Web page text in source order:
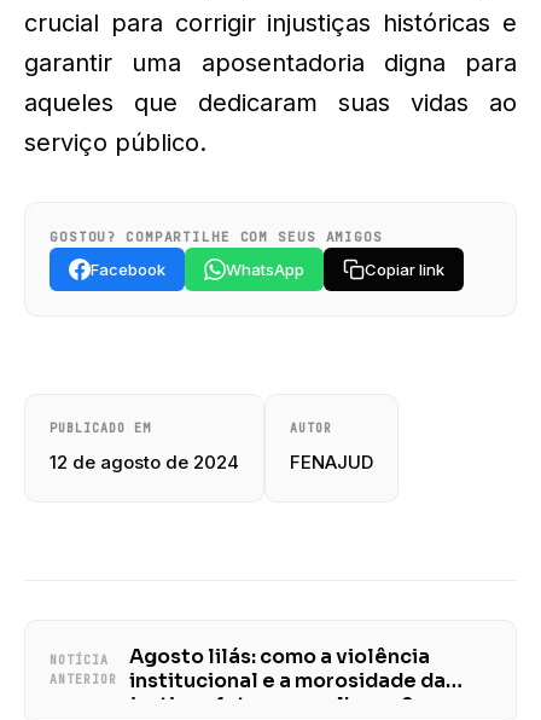
crucial para corrigir injustiças históricas e
garantir uma aposentadoria digna para
aqueles que dedicaram suas vidas ao
serviço público.
GOSTOU? COMPARTILHE COM SEUS AMIGOS
Facebook WhatsApp Copiar link
PUBLICADO EM
12 de agosto de 2024
AUTOR
FENAJUD
NOTÍCIA
ANTERIOR
Agosto lilás: como a violência
institucional e a morosidade da
justiça afetam as mulheres?